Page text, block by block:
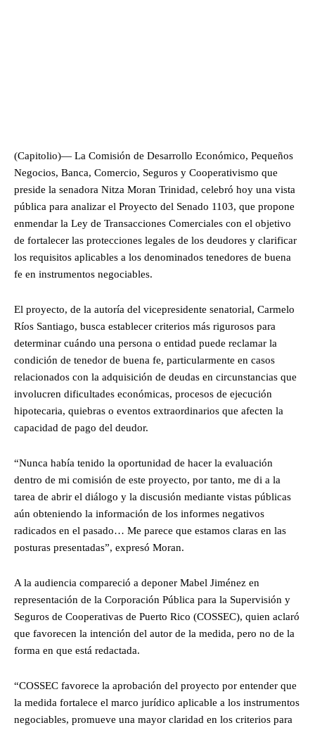
(Capitolio)— La Comisión de Desarrollo Económico, Pequeños
Negocios, Banca, Comercio, Seguros y Cooperativismo que
preside la senadora Nitza Moran Trinidad, celebró hoy una vista
pública para analizar el Proyecto del Senado 1103, que propone
enmendar la Ley de Transacciones Comerciales con el objetivo
de fortalecer las protecciones legales de los deudores y clarificar
los requisitos aplicables a los denominados tenedores de buena
fe en instrumentos negociables.
El proyecto, de la autoría del vicepresidente senatorial, Carmelo
Ríos Santiago, busca establecer criterios más rigurosos para
determinar cuándo una persona o entidad puede reclamar la
condición de tenedor de buena fe, particularmente en casos
relacionados con la adquisición de deudas en circunstancias que
involucren dificultades económicas, procesos de ejecución
hipotecaria, quiebras o eventos extraordinarios que afecten la
capacidad de pago del deudor.
“Nunca había tenido la oportunidad de hacer la evaluación
dentro de mi comisión de este proyecto, por tanto, me di a la
tarea de abrir el diálogo y la discusión mediante vistas públicas
aún obteniendo la información de los informes negativos
radicados en el pasado… Me parece que estamos claras en las
posturas presentadas”, expresó Moran.
A la audiencia compareció a deponer Mabel Jiménez en
representación de la Corporación Pública para la Supervisión y
Seguros de Cooperativas de Puerto Rico (COSSEC), quien aclaró
que favorecen la intención del autor de la medida, pero no de la
forma en que está redactada.
“COSSEC favorece la aprobación del proyecto por entender que
la medida fortalece el marco jurídico aplicable a los instrumentos
negociables, promueve una mayor claridad en los criterios para